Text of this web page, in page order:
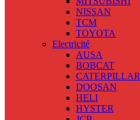
NISSAN
TCM
TOYOTA
Electricité
AUSA
BOBCAT
CATERPILLAR
DOOSAN
HELI
HYSTER